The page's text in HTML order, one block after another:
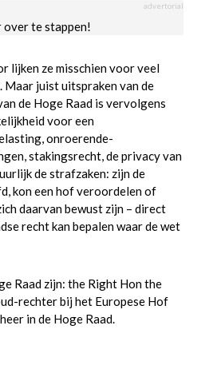
advertorial
over te stappen!
lijken ze misschien voor veel
Maar juist uitspraken van de
de Hoge Raad is vervolgens
voor een
onroerende-
stakingsrecht, de privacy van
de strafzaken: zijn de
kon een hof veroordelen of
daarvan bewust zijn – direct
recht kan bepalen waar de wet
Raad zijn: the Right Hon the
rechter bij het Europese Hof
in de Hoge Raad.